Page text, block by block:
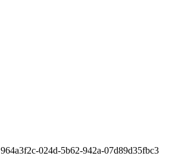
964a3f2c-024d-5b62-942a-07d89d35fbc3